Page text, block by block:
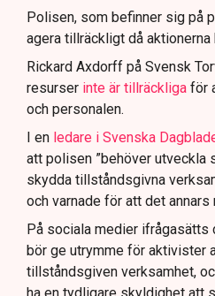
för att dokumentera bevis.
Samtidigt är polisarbetet
att navigera juridiska
Polisen, som befinner sig på
agera tillräckligt då
Rickard Axdorff på Svensk
resurser inte är tillräckliga för
och personalen.
I en ledare i Svenska
att polisen ”behöver utveckla
skydda tillståndsgivna
och varnade för att det annars
På sociala medier ifrågasätts
bör ge utrymme för aktivister
tillståndsgiven verksamhet,